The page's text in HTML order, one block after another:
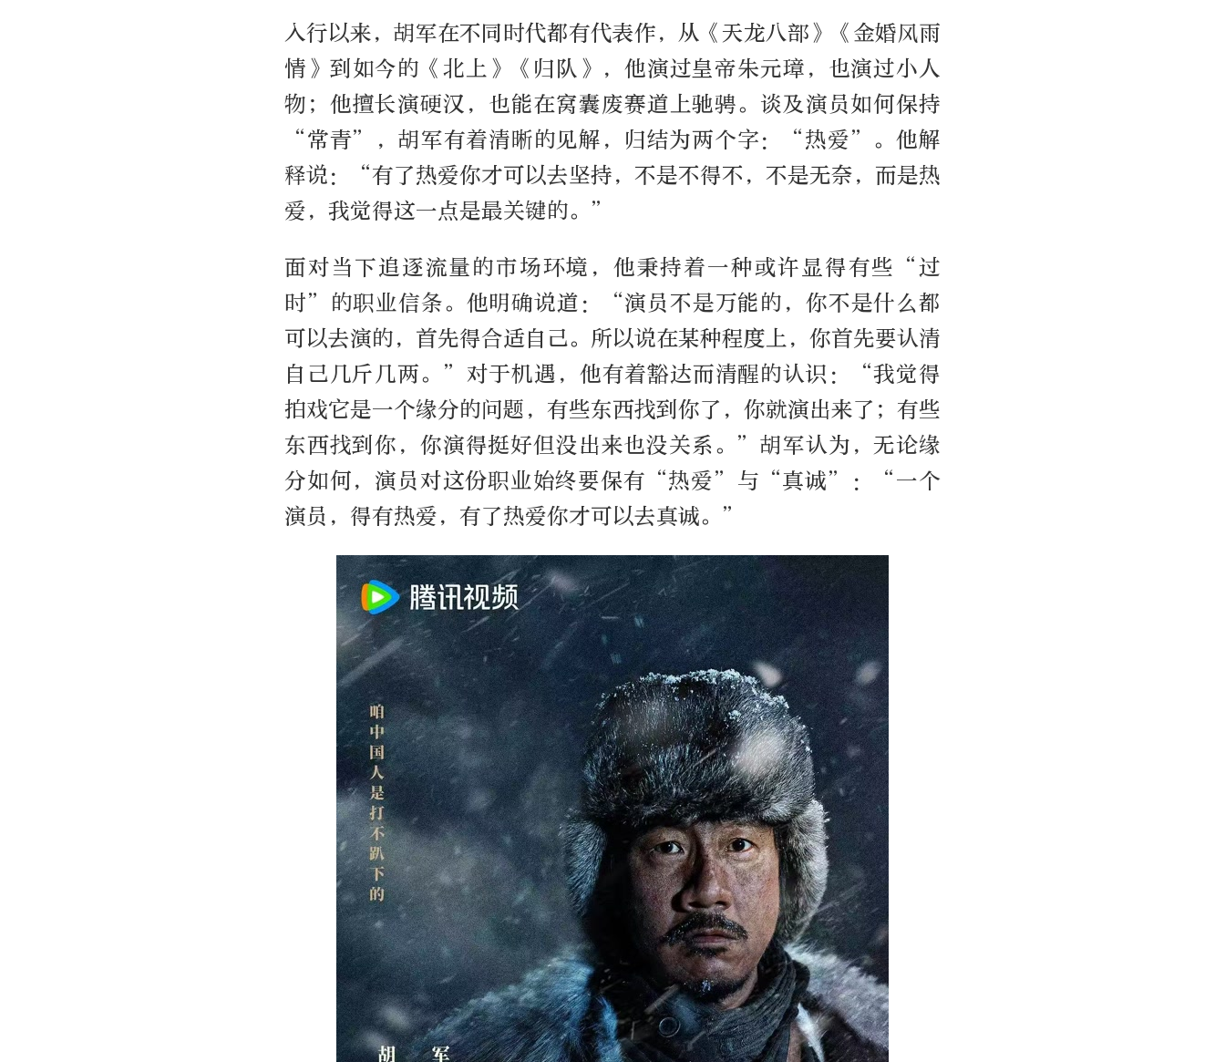
入行以来，胡军在不同时代都有代表作，从《天龙八部》《金婚风雨
情》到如今的《北上》《归队》，他演过皇帝朱元璋，也演过小人
物；他擅长演硬汉，也能在窝囊废赛道上驰骋。谈及演员如何保持
“常青”，胡军有着清晰的见解，归结为两个字：“热爱”。他解
释说：“有了热爱你才可以去坚持，不是不得不，不是无奈，而是热
爱，我觉得这一点是最关键的。”
面对当下追逐流量的市场环境，他秉持着一种或许显得有些“过
时”的职业信条。他明确说道：“演员不是万能的，你不是什么都
可以去演的，首先得合适自己。所以说在某种程度上，你首先要认清
自己几斤几两。”对于机遇，他有着豁达而清醒的认识：“我觉得
拍戏它是一个缘分的问题，有些东西找到你了，你就演出来了；有些
东西找到你，你演得挺好但没出来也没关系。”胡军认为，无论缘
分如何，演员对这份职业始终要保有“热爱”与“真诚”：“一个
演员，得有热爱，有了热爱你才可以去真诚。”